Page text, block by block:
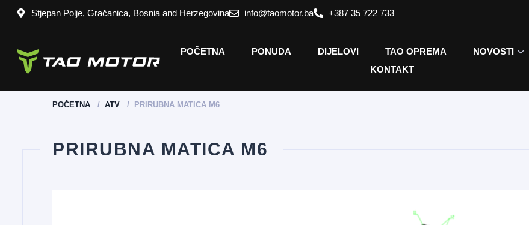
Stjepan Polje, Gračanica, Bosnia and Herzegovina info@taomotor.ba +387 35 722 733
POČETNA PONUDA DIJELOVI TAO OPREMA NOVOSTI
KONTAKT
POČETNA ATV PRIRUBNA MATICA M6
PRIRUBNA MATICA M6